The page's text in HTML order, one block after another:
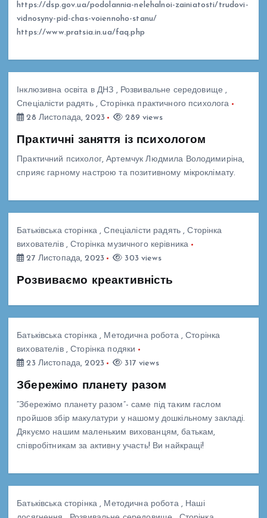
https://dsp.gov.ua/podolannia-nelehalnoi-zainiatosti/trudovi-
vidnosyny-pid-chas-voiennoho-stanu/
https://www.pratsia.in.ua/faq.php
Інклюзивна освіта в ДНЗ , Розвивальне середовище ,
Спеціалісти радять,Сторінка практичного психолога
28 Листопада, 2023
289 views
Практичні заняття із психологом
Практичний психолог, Артемчук Людмила Володимиріна,
сприяє гарному настрою та позитивному мікроклімату.
Батьківська сторінка,Спеціалісти радять,Сторінка
вихователів,Сторінка музичного керівника
27 Листопада, 2023
303 views
Розвиваємо креактивність
Батьківська сторінка, Методична робота,Сторінка
вихователів,Сторінка подяки
23 Листопада, 2023
317 views
Збережімо планету разом
“Збережімо планету разом”- саме під таким гаслом
пройшов збір макулатури у нашому дошкільному закладі.
Дякуємо нашим маленьким вихованцям, батькам,
співробітникам за активну участь! Ви найкращі!
Батьківська сторінка, Методична робота, Наші